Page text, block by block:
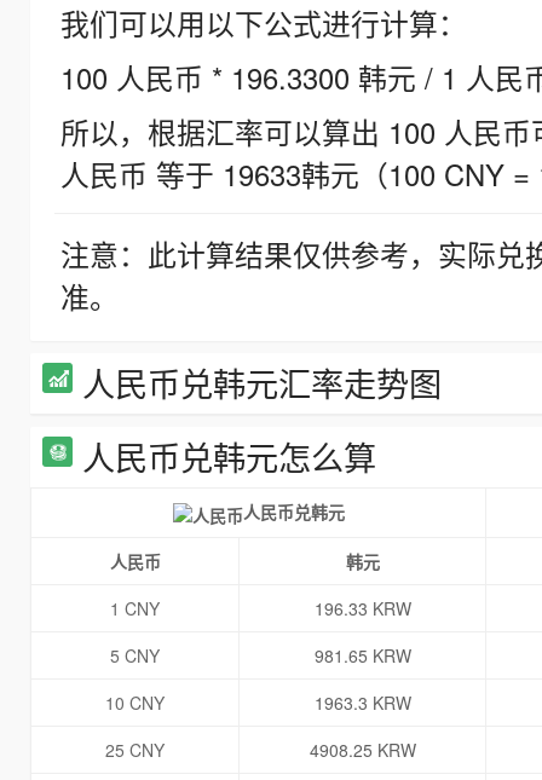
我们可以用以下公式进行计算：
100 人民币 * 196.3300 韩元 / 1 人民
所以，根据汇率可以算出 100 人民
人民币 等于 19633韩元（100 CNY =
注意：此计算结果仅供参考，实际
准。
人民币兑韩元汇率走势图
人民币兑韩元怎么算
人民币兑韩元
人民币
韩元
1 CNY
196.33 KRW
5 CNY
981.65 KRW
10 CNY
1963.3 KRW
25 CNY
4908.25 KRW